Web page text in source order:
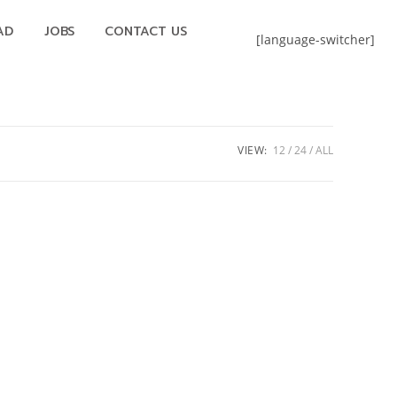
JOBS CONTACT US [language-switcher]
VIEW: 12 24 ALL